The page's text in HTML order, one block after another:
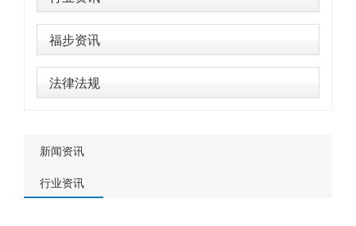
福步资讯
法律法规
新闻资讯
行业资讯